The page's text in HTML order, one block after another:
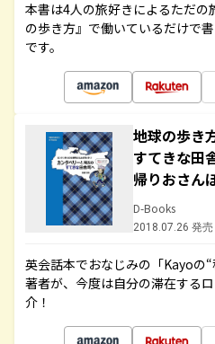
本書は4人の旅好きによるただの
の歩き方』で働いているだけで
です。
地球の歩き
すてきな田
帰りおさん
D-Books
2018.07.26 発売
英会話本でおなじみの「Kayoの
著者が、今度は自分の滞在する
介！